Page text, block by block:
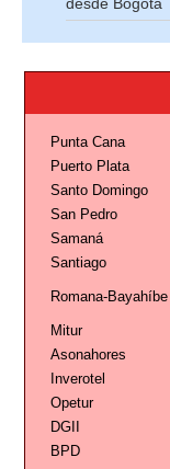
desde Bogotá
Punta Cana
Puerto Plata
Santo Domingo
San Pedro
Samaná
Santiago
Romana-Bayahíbe
Mitur
Asonahores
Inverotel
Opetur
DGII
BPD